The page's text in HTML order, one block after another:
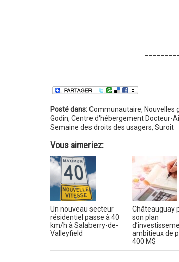
Posté dans:Communautaire, Nouvelles
Godin, Centre d'hébergement Docteur-
Semaine des droits des usagers, Suroît
Vous aimeriez:
Un nouveau secteur
résidentiel passe à 40
km/h à Salaberry-de-
Valleyfield
Châteauguay
son plan
ambitieux de
400 M$